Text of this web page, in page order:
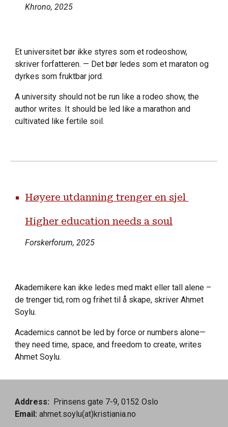
Khrono, 2025
Et universitet bør ikke styres som et rodeoshow,
skriver forfatteren. — Det bør ledes som et maraton og
dyrkes som fruktbar jord.
A university should not be run like a rodeo show, the
author writes. It should be led like a marathon and
cultivated like fertile soil.
Høyere utdanning trenger en sjel
Higher education needs a soul
Forskerforum, 2025
Akademikere kan ikke ledes med makt eller tall alene –
de trenger tid, rom og frihet til å skape, skriver Ahmet
Soylu.
Academics cannot be led by force or numbers alone—
they need time, space, and freedom to create, writes
Ahmet Soylu.
Address: Prinsens gate 7-9, 0152 Oslo
Email: ahmet.soylu(at)kristiania.no